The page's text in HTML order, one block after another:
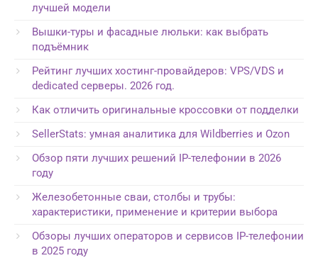
лучшей модели
Вышки-туры и фасадные люльки: как выбрать
подъёмник
Рейтинг лучших хостинг-провайдеров: VPS/VDS и
dedicated серверы. 2026 год.
Как отличить оригинальные кроссовки от подделки
SellerStats: умная аналитика для Wildberries и Ozon
Обзор пяти лучших решений IP-телефонии в 2026
году
Железобетонные сваи, столбы и трубы:
характеристики, применение и критерии выбора
Обзоры лучших операторов и сервисов IP-телефонии
в 2025 году